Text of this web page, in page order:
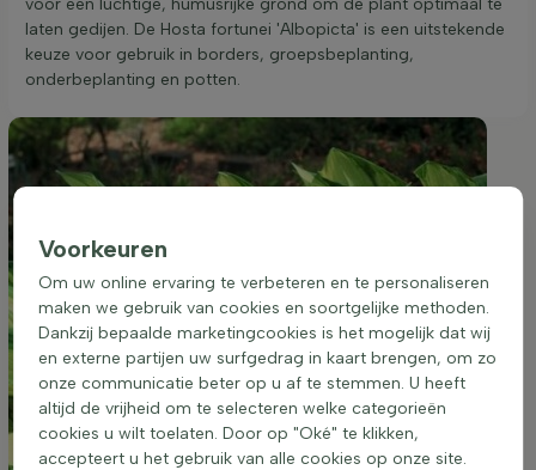
laten gedijen. De Hosta fortunei 'Albopicta' is een uitstekende
keuze voor gebruik in borders, groepsbeplanting,
onderbeplanting en potten.
Voorkeuren
Om uw online ervaring te verbeteren en te personaliseren
maken we gebruik van cookies en soortgelijke methoden.
Dankzij bepaalde marketingcookies is het mogelijk dat wij
en externe partijen uw surfgedrag in kaart brengen, om zo
onze communicatie beter op u af te stemmen. U heeft
altijd de vrijheid om te selecteren welke categorieën
cookies u wilt toelaten. Door op "Oké" te klikken,
accepteert u het gebruik van alle cookies op onze site.